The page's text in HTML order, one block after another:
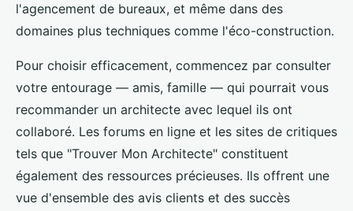
l'agencement de bureaux, et même dans des
domaines plus techniques comme l'éco-construction.
Pour choisir efficacement, commencez par consulter
votre entourage — amis, famille — qui pourrait vous
recommander un architecte avec lequel ils ont
collaboré. Les forums en ligne et les sites de critiques
tels que "Trouver Mon Architecte" constituent
également des ressources précieuses. Ils offrent une
vue d'ensemble des avis clients et des succès